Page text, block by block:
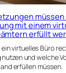
müssen
mit einem
erfüllt
ein virtuelles Büro
und welche
erfüllen müssen.